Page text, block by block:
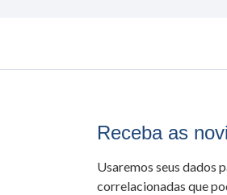
Receba as
Usaremos seus dados
correlacionadas que